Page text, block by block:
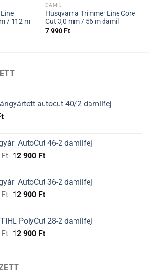
/ 112 m
DAMIL
Husqvarna Trimmer Line Core
Cut 3,0 mm / 56 m damil
7 990Ft
autocut 40/2 damilfej
AutoCut 46-2 damilfej
Ft Original
12
900 Ft.
12 900 FtCurrent
12
900 Ft.
AutoCut 36-2 damilfej
Ft Original
12
900 Ft.
12 900 FtCurrent
12
900 Ft.
PolyCut 28-2 damilfej
Ft Original
12
12 900 FtCurrent